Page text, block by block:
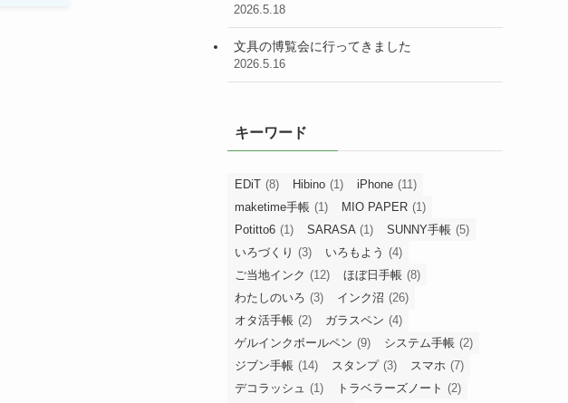
2026.5.18
文具の博覧会に行ってきました
2026.5.16
キーワード
EDiT (8) Hibino (1) iPhone (11)
maketime手帳 (1) MIO PAPER (1)
Potitto6 (1) SARASA (1) SUNNY手帳 (5)
いろづくり (3) いろもよう (4)
ご当地インク (12) ほぼ日手帳 (8)
わたしのいろ (3) インク沼 (26)
オタ活手帳 (2) ガラスペン (4)
ゲルインクボールペン (9) システム手帳 (2)
ジブン手帳 (14) スタンプ (3) スマホ (7)
デコラッシュ (1) トラベラーズノート (2)